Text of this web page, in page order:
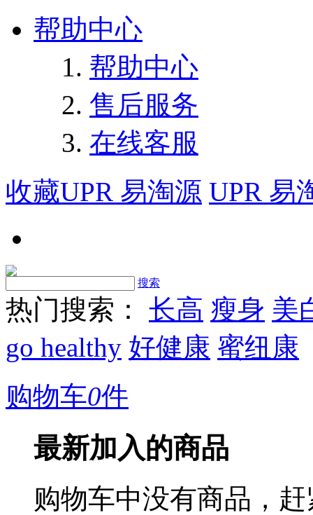
帮助中心
帮助中心
售后服务
在线客服
收藏UPR 易淘源 UPR 易
搜索
热门搜索： 长高 瘦身 美
go healthy 好健康 蜜纽康
购物车0件
最新加入的商品
购物车中没有商品，